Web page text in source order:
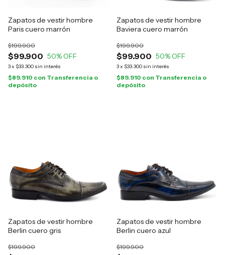
Zapatos de vestir hombre
Paris cuero marrón
$99.900
$199.900
50% OFF
3x $33.300 sin interés
$89.910 con Transferencia o
depósito
Zapatos de vestir hombre
Baviera cuero marrón
$99.900
$199.900
50% OFF
3x $33.300 sin interés
$89.910 con Transferencia o
depósito
Zapatos de vestir hombre
Berlin cuero gris
$199.900
Zapatos de vestir hombre
Berlin cuero azul
$199.900